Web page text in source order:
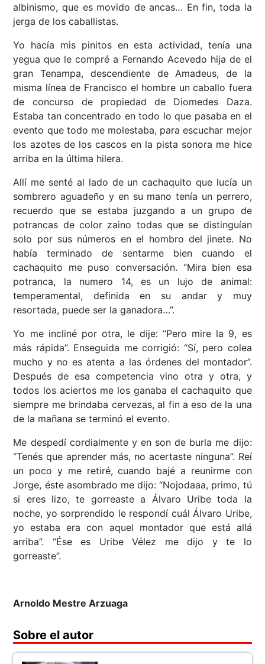
albinismo, que es movido de ancas… En fin, toda la
jerga de los caballistas.
Yo hacía mis pinitos en esta actividad, tenía una
yegua que le compré a Fernando Acevedo hija de el
gran Tenampa, descendiente de Amadeus, de la
misma línea de Francisco el hombre un caballo fuera
de concurso de propiedad de Diomedes Daza.
Estaba tan concentrado en todo lo que pasaba en el
evento que todo me molestaba, para escuchar mejor
los azotes de los cascos en la pista sonora me hice
arriba en la última hilera.
Allí me senté al lado de un cachaquito que lucía un
sombrero aguadeño y en su mano tenía un perrero,
recuerdo que se estaba juzgando a un grupo de
potrancas de color zaino todas que se distinguían
solo por sus números en el hombro del jinete. No
había terminado de sentarme bien cuando el
cachaquito me puso conversación. “Mira bien esa
potranca, la numero 14, es un lujo de animal:
temperamental, definida en su andar y muy
resortada, puede ser la ganadora…”.
Yo me incliné por otra, le dije: “Pero mire la 9, es
más rápida”. Enseguida me corrigió: “Sí, pero colea
mucho y no es atenta a las órdenes del montador”.
Después de esa competencia vino otra y otra, y
todos los aciertos me los ganaba el cachaquito que
siempre me brindaba cervezas, al fin a eso de la una
de la mañana se terminó el evento.
Me despedí cordialmente y en son de burla me dijo:
“Tenés que aprender más, no acertaste ninguna”. Reí
un poco y me retiré, cuando bajé a reunirme con
Jorge, éste asombrado me dijo: “Nojodaaa, primo, tú
si eres lizo, te gorreaste a Álvaro Uribe toda la
noche, yo sorprendido le respondí cuál Álvaro Uribe,
yo estaba era con aquel montador que está allá
arriba”. “Ése es Uribe Vélez me dijo y te lo
gorreaste”.
Arnoldo Mestre Arzuaga
Sobre el autor